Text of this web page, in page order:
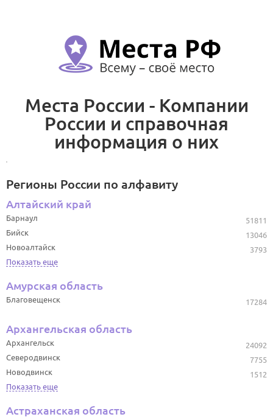
Места России - Компании
России и справочная
информация о них
Регионы России по алфавиту
Алтайский край
51811
Барнаул
13046
Бийск
3793
Новоалтайск
Показать еще
Амурская область
17284
Благовещенск
Архангельская область
24092
Архангельск
7755
Северодвинск
1512
Новодвинск
Показать еще
Астраханская область